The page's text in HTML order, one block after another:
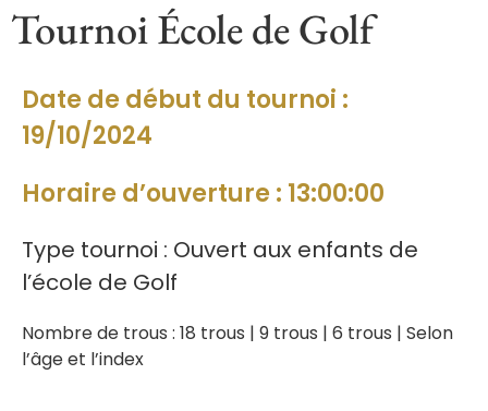
Tournoi École de Golf
Date de début du tournoi :
19/10/2024
Horaire d’ouverture : 13:00:00
Type tournoi : Ouvert aux enfants de
l’école de Golf
Nombre de trous : 18 trous | 9 trous | 6 trous | Selon
l’âge et l’index